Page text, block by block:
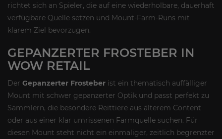
richtet sich an Spieler, die auf eine wiederholbare, dauerhaft
verfügbare Quelle setzen und Mount-Farm-Runs mit
klarem Ziel bevorzugen.
GEPANZERTER FROSTEBER IN
WOW RETAIL
Der Gepanzerter Frosteber ist ein thematisch auffälliger
Mount mit schwer gepanzerter Optik und passt perfekt zu
Sammlern, die besondere Reittiere aus älterem Content
oder aus einer klar umrissenen Farmquelle suchen. Für
diesen Mount steht nicht ein einmaliger, zeitlich begrenzter